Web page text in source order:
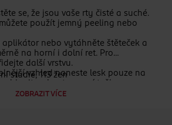
se, že jsou vaše rty čisté a suché.
použít jemný peeling nebo
aplikátor nebo vytáhněte štěteček a
na horní i dolní ret. Pro
další vrstvu.
vzhled naneste lesk pouze na
– Lesk můžete kdykoliv znovu
studie, 113 žen
ZOBRAZIT VÍCE